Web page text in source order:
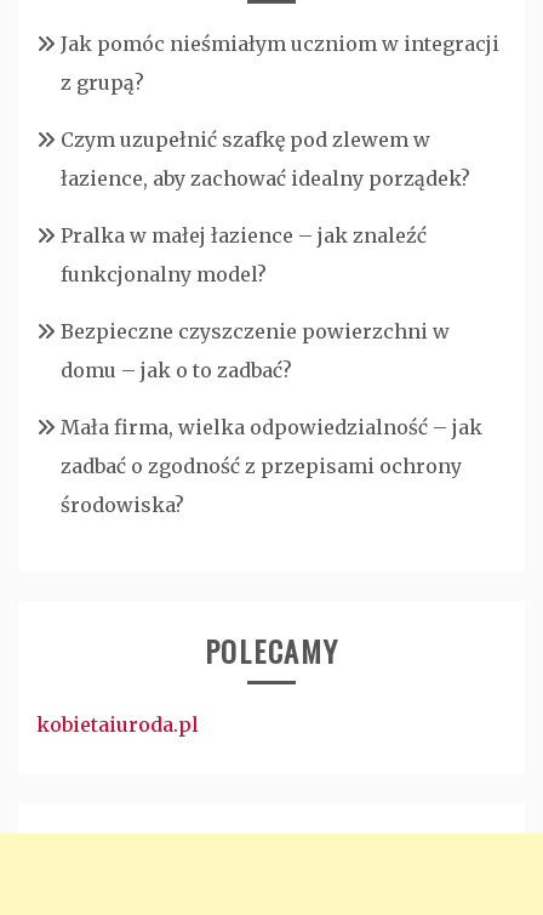
Jak pomóc nieśmiałym uczniom w integracji
z grupą?
Czym uzupełnić szafkę pod zlewem w
łazience, aby zachować idealny porządek?
Pralka w małej łazience – jak znaleźć
funkcjonalny model?
Bezpieczne czyszczenie powierzchni w
domu – jak o to zadbać?
Mała firma, wielka odpowiedzialność – jak
zadbać o zgodność z przepisami ochrony
środowiska?
POLECAMY
kobietaiuroda.pl